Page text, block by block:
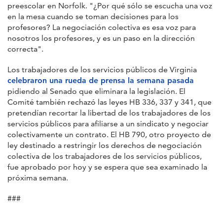
preescolar en Norfolk. "¿Por qué sólo se escucha una voz
en la mesa cuando se toman decisiones para los
profesores? La negociación colectiva es esa voz para
nosotros los profesores, y es un paso en la dirección
correcta".
Los trabajadores de los servicios públicos de Virginia
celebraron una rueda de prensa la semana pasada
pidiendo al Senado que eliminara la legislación. El
Comité también rechazó las leyes HB 336, 337 y 341, que
pretendían recortar la libertad de los trabajadores de los
servicios públicos para afiliarse a un sindicato y negociar
colectivamente un contrato. El HB 790, otro proyecto de
ley destinado a restringir los derechos de negociación
colectiva de los trabajadores de los servicios públicos,
fue aprobado por hoy y se espera que sea examinado la
próxima semana.
###